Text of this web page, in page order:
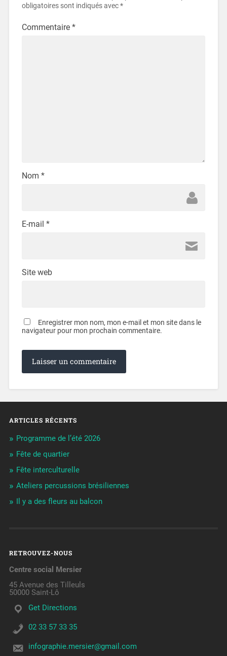
obligatoires sont indiqués avec*
Commentaire *
Nom *
E-mail *
Site web
Enregistrer mon nom, mon e-mail et mon site dans le
navigateur pour mon prochain commentaire.
ARTICLES RÉCENTS
Programme de l’été 2026
Fête de quartier
Fête interculturelle
Ateliers percussions brésiliennes
Il y a des fleurs au balcon
RETROUVEZ-NOUS
Centre social Mersier
45 Avenue des Tilleuls
50000 Saint-Lô
Get Directions
02 33 57 33 35
infographie.mersier@gmail.com